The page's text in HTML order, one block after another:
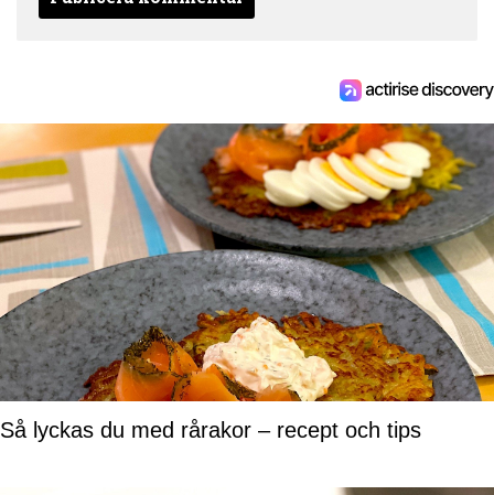
Så lyckas du med rårakor – recept och tips